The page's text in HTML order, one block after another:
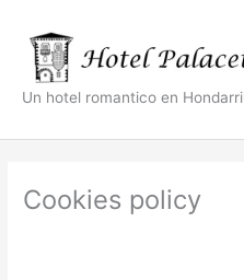
content
Un hotel romantico en
Cookies policy